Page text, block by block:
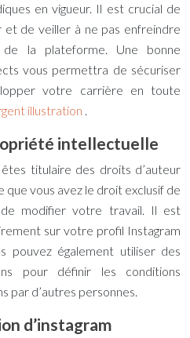
en vigueur. Il est crucial de
et de veiller à ne pas enfreindre
de la plateforme. Une bonne
vous permettra de sécuriser
votre carrière en toute
illustration .
intellectuelle
titulaire des droits d’auteur
que vous avez le droit exclusif de
modifier votre travail. Il est
sur votre profil Instagram
pouvez également utiliser des
pour définir les conditions
par d’autres personnes.
d’instagram